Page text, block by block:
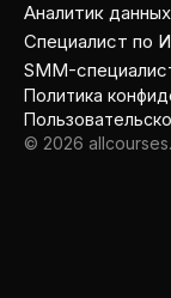
Аналитик данных
Специалист по
SMM-
© 2026
Политика